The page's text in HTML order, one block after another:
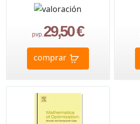
pvp.29,50 €
comprar